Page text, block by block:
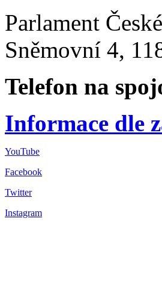
Parlament
Sněmovní 4,
Telefon na
Informace dle
YouTube
Facebook
Twitter
Instagram